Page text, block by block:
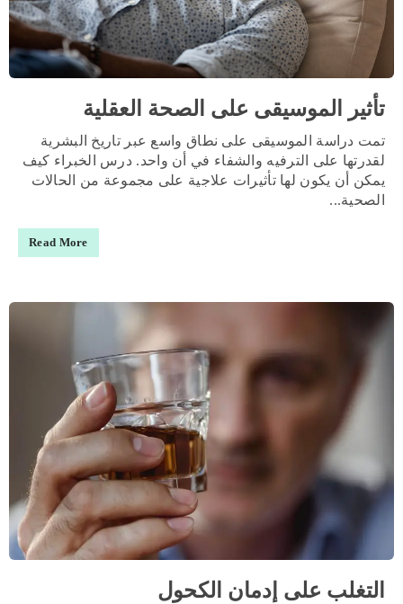
تأثير الموسيقى على الصحة العقلية
تمت دراسة الموسيقى على نطاق واسع عبر تاريخ البشرية
لقدرتها على الترفيه والشفاء في أن واحد. درس الخبراء كيف
يمكن أن يكون لها تأثيرات علاجية على مجموعة من الحالات
الصحية...
Read More
التغلب على إدمان الكحول